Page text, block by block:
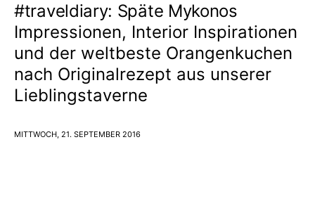
#traveldiary: Späte Mykonos
Impressionen, Interior Inspirationen
und der weltbeste Orangenkuchen
nach Originalrezept aus unserer
Lieblingstaverne
MITTWOCH, 21. SEPTEMBER 2016